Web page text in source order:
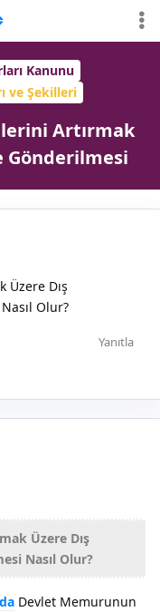
Kanunu
ve Şekilleri
Artırmak
Gönderilmesi
Dış
Olur?
Yanıtla
Üzere Dış
Nasıl Olur?
Devlet Memurunun